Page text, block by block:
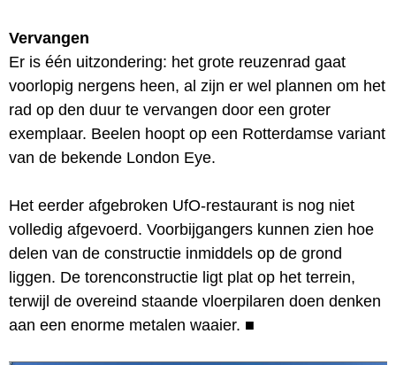
Vervangen
Er is één uitzondering: het grote reuzenrad gaat
voorlopig nergens heen, al zijn er wel plannen om het
rad op den duur te vervangen door een groter
exemplaar. Beelen hoopt op een Rotterdamse variant
van de bekende London Eye.
Het eerder afgebroken UfO-restaurant is nog niet
volledig afgevoerd. Voorbijgangers kunnen zien hoe
delen van de constructie inmiddels op de grond
liggen. De torenconstructie ligt plat op het terrein,
terwijl de overeind staande vloerpilaren doen denken
aan een enorme metalen waaier. ■